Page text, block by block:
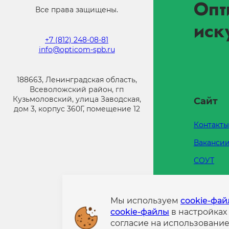
Все права защищены.
+7 (812) 248-08-81
info@opticom-spb.ru
188663, Ленинградская область,
Всеволожский район, гп
Кузьмоловский, улица Заводская,
дом 3, корпус 360Г, помещение 12
Сайт
Контакты
Вакансии
СОУТ
Мы используем cookie-
cookie-файлы в
согласие на